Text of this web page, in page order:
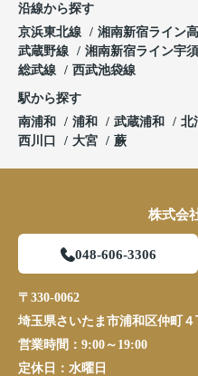
沿線から探す
京浜東北線
湘南新宿ライン
武蔵野線
湘南新宿ライン宇須
総武線
西武池袋線
駅から探す
南浦和
浦和 武蔵浦和 北
西川口
大宮 蕨
株式会
048-606-3306
〒330-0062
埼玉県さいたま市浦和区仲町
営業時間： 9:00～19:00
定休日： 水曜日